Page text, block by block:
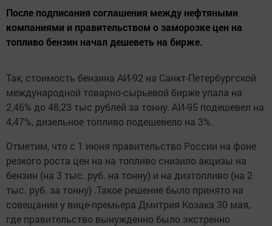
После подписания соглашения между нефтяными
компаниями и правительством о заморозке цен на
топливо бензин начал дешеветь на бирже.
Так, стоимость бензина АИ-92 на Санкт-Петербургской
международной товарно-сырьевой бирже упала на
2,46% до 48,23 тыс рублей за тонну. АИ-95 подешевел на
4,47%, дизельное топливо подешевело на 3%.
Отметим, что с 1 июня правительство России на фоне
резкого роста цен на на топливо снизило акцизы на
бензин (на 3 тыс. руб. на тонну) и на дизтопливо (на 2
тыс. руб. за тонну) .Такое решение было принято на
совещании у вице-премьера Дмитрия Козака 30 мая,
где правительство вынужденно было экстренно